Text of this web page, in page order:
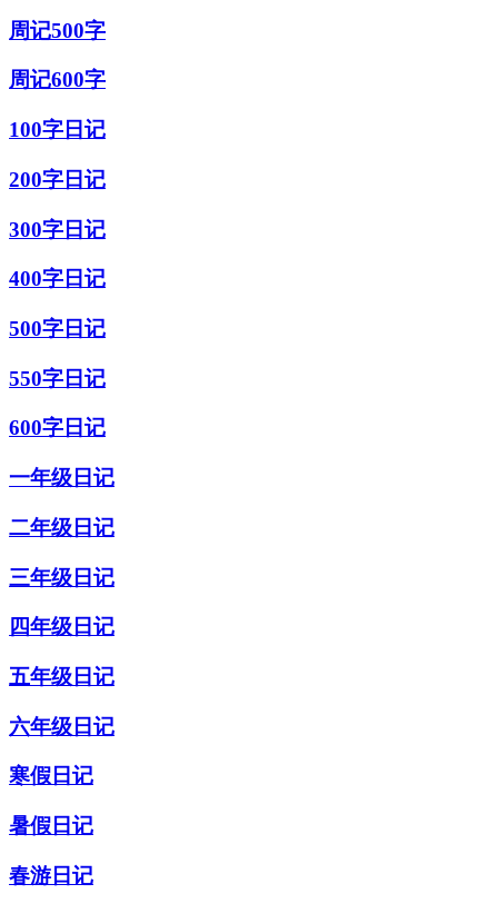
周记500字
周记600字
100字日记
200字日记
300字日记
400字日记
500字日记
550字日记
600字日记
一年级日记
二年级日记
三年级日记
四年级日记
五年级日记
六年级日记
寒假日记
暑假日记
春游日记